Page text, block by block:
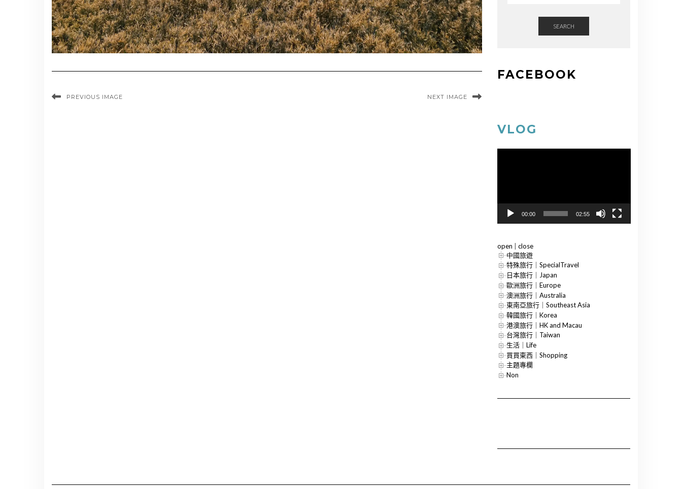
PREVIOUS IMAGE NEXT IMAGE
SEARCH
FACEBOOK
VLOG
00:00 02:55
open
close
中國旅遊
特殊旅行｜SpecialTravel
日本旅行｜Japan
歐洲旅行｜Europe
澳洲旅行｜Australia
東南亞旅行｜Southeast Asia
韓國旅行｜Korea
港澳旅行｜HK and Macau
台灣旅行｜Taiwan
生活｜Life
買買東西｜Shopping
主題專欄
Non